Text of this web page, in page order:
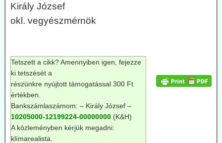
Király József
okl. vegyészmérnök
Tetszett a cikk? Amennyiben igen, fejezze
ki tetszését a
részünkre nyújtott támogatással 300 Ft
értékben.
Bankszámlaszámom: – Király József –
10205000-12199224-00000000 (K&H)
A közleményben kérjük megadni:
klímarealista.